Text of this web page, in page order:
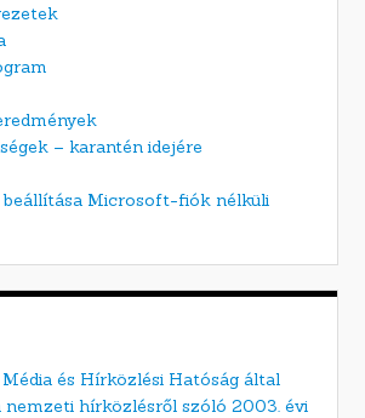
– karantén idejére
beállítása Microsoft-fiók nélküli
és Hírközlési Hatóság által
hírközlésről szóló 2003. évi